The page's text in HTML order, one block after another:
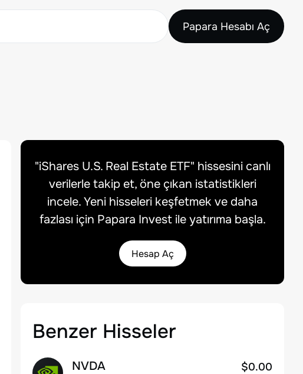
Papara Hesabı Aç
"iShares U.S. Real Estate ETF" hissesini canlı
verilerle takip et, öne çıkan istatistikleri
incele. Yeni hisseleri keşfetmek ve daha
fazlası için Papara Invest ile yatırıma başla.
Hesap Aç
Benzer Hisseler
NVDA $0.00